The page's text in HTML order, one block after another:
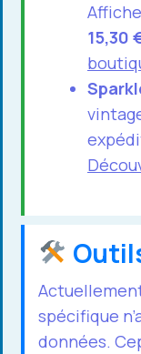
15,30
spécifique
données.